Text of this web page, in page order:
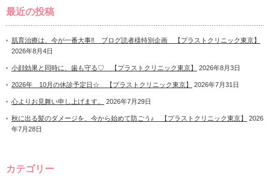
最近の投稿
肌育治療は、今が一番大事‼ ブログ読者様特別企画 【プラストクリニック東京】
2026年8月4日
小顔効果と同時に、歯も守る♡ 【プラストクリニック東京】 2026年8月3日
2026年 10月の休診予定日☆ 【プラストクリニック東京】 2026年7月31日
心よりお見舞い申し上げます。 2026年7月29日
秋に出る髪のダメージを、今から始めて防ごう♪ 【プラストクリニック東京】
2026
年7月28日
カテゴリー